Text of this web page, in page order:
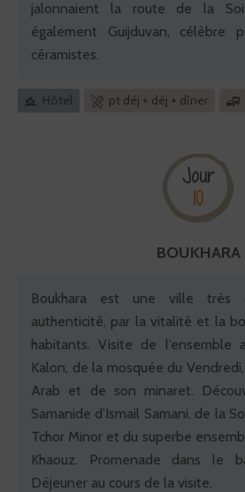
jalonnaient la route de la
également Guijduvan, célèbre
céramistes.
Hôtel pt déj + déj + dîner
Jour
10
BOUKHARA
Boukhara est une ville très
authenticité, par la vitalité et la
habitants. Visite de l’ensemble
Kalon, de la mosquée du
Arab et de son minaret.
Samanide d’Ismail Samani, de la
Tchor Minor et du superbe
Khaouz. Promenade dans le
Déjeuner au cours de la visite.